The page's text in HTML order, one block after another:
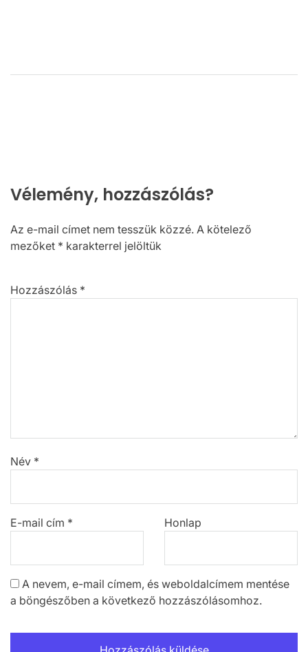
Vélemény, hozzászólás?
Az e-mail címet nem tesszük közzé. A kötelező
mezőket * karakterrel jelöltük
Hozzászólás *
Név *
E-mail cím * Honlap
A nevem, e-mail címem, és weboldalcímem mentése
a böngészőben a következő hozzászólásomhoz.